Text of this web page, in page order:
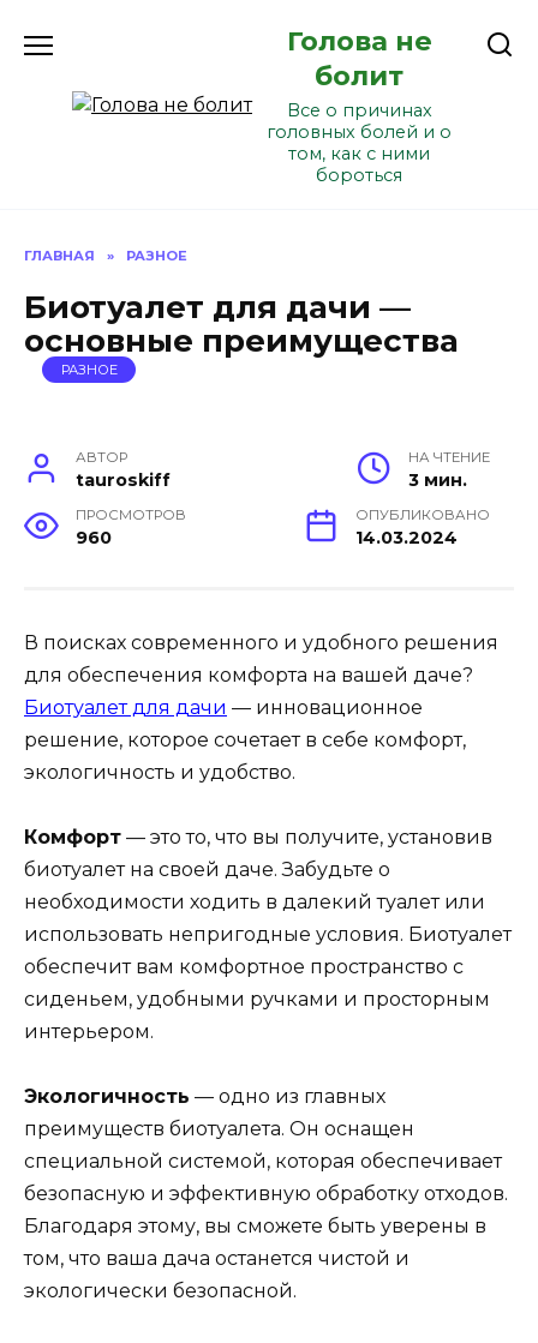
Голова не
болит
Все о причинах
головных болей и о
том, как с ними
бороться
ГЛАВНАЯ » РАЗНОЕ
Биотуалет для дачи —
основные преимущества
РАЗНОЕ
АВТОР
tauroskiff
НА ЧТЕНИЕ
3 мин.
ПРОСМОТРОВ
960
ОПУБЛИКОВАНО
14.03.2024
В поисках современного и удобного решения
для обеспечения комфорта на вашей даче?
Биотуалет для дачи — инновационное
решение, которое сочетает в себе комфорт,
экологичность и удобство.
Комфорт — это то, что вы получите, установив
биотуалет на своей даче. Забудьте о
необходимости ходить в далекий туалет или
использовать непригодные условия. Биотуалет
обеспечит вам комфортное пространство с
сиденьем, удобными ручками и просторным
интерьером.
Экологичность — одно из главных
преимуществ биотуалета. Он оснащен
специальной системой, которая обеспечивает
безопасную и эффективную обработку отходов.
Благодаря этому, вы сможете быть уверены в
том, что ваша дача останется чистой и
экологически безопасной.